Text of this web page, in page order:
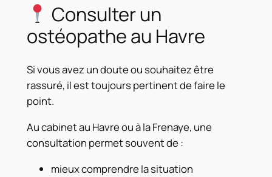
Consulter un
ostéopathe au Havre
Si vous avez un doute ou souhaitez être
rassuré, il est toujours pertinent de faire le
point.
Au cabinet au Havre ou à la Frenaye, une
consultation permet souvent de :
mieux comprendre la situation